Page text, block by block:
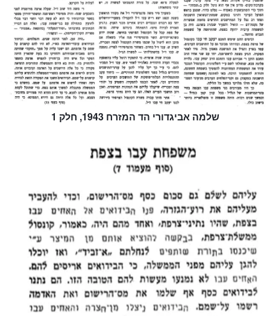
שלמה אביגדורי הד המזרח 1943, חלק 1